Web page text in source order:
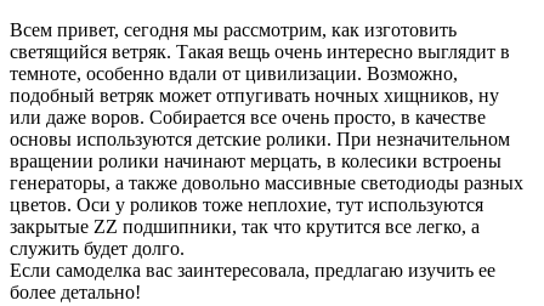
Всем привет, сегодня мы рассмотрим, как изготовить
светящийся ветряк. Такая вещь очень интересно выглядит в
темноте, особенно вдали от цивилизации. Возможно,
подобный ветряк может отпугивать ночных хищников, ну
или даже воров. Собирается все очень просто, в качестве
основы используются детские ролики. При незначительном
вращении ролики начинают мерцать, в колесики встроены
генераторы, а также довольно массивные светодиоды разных
цветов. Оси у роликов тоже неплохие, тут используются
закрытые ZZ подшипники, так что крутится все легко, а
служить будет долго.
Если самоделка вас заинтересовала, предлагаю изучить ее
более детально!